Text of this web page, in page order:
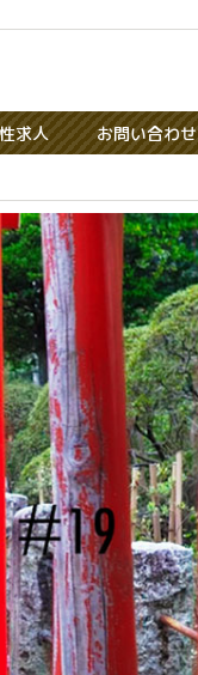
求人 お問い合わせ